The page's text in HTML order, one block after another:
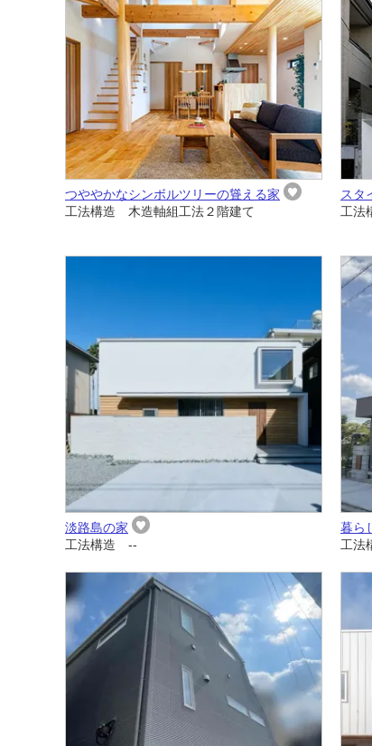
つややかなシンボルツリーの聳える家
工法構造 木造軸組工法２階建て
スタ
工法
淡路島の家
工法構造 --
暮ら
工法